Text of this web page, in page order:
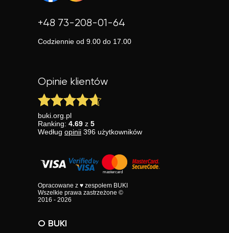
+48 73-208-01-64
Codziennie od 9.00 do 17.00
Opinie klientów
buki.org.pl
Ranking: 4.69 z 5
Według opinii 396 użytkowników
Opracowane z ♥ zespołem BUKI
Wszelkie prawa zastrzeżone ©
2016 - 2026
O BUKI